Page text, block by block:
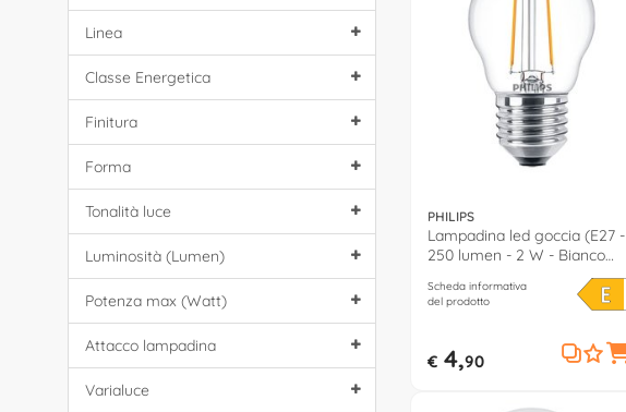
Linea
Classe Energetica
Finitura
Forma
Tonalità luce
Luminosità (Lumen)
Potenza max (Watt)
Attacco lampadina
Varialuce
PHILIPS
Lampadina led goccia (E27 -
250 lumen - 2 W - Bianco
Scheda informativa
del prodotto
€4,90